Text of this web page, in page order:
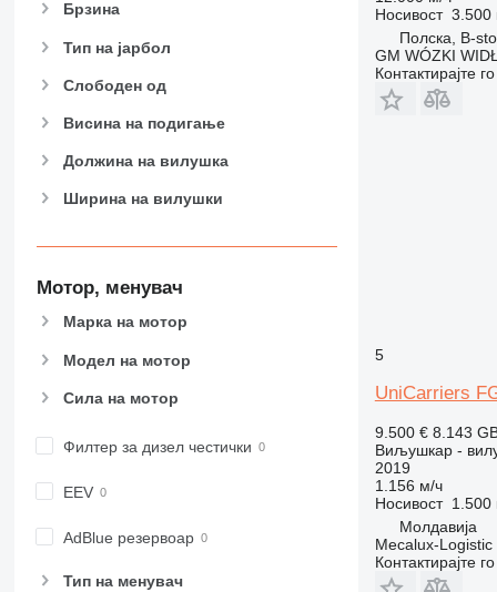
Брзина
Тип на јарбол
Слободен од
Висина на подигање
Должина на вилушка
Ширина на вилушки
Мотор, менувач
Марка на мотор
Модел на мотор
Сила на мотор
Филтер за дизел честички
EEV
AdBlue резервоар
Тип на менувач
Носивост 3.500
Полска, B-
GM WÓZKI
Контактирајте
5
UniCarriers
9.500 € 8.143
Виљушкар -
2019
1.156 м/ч
Носивост 1.500
Молдавија
Mecalux-Logistic
Контактирајте